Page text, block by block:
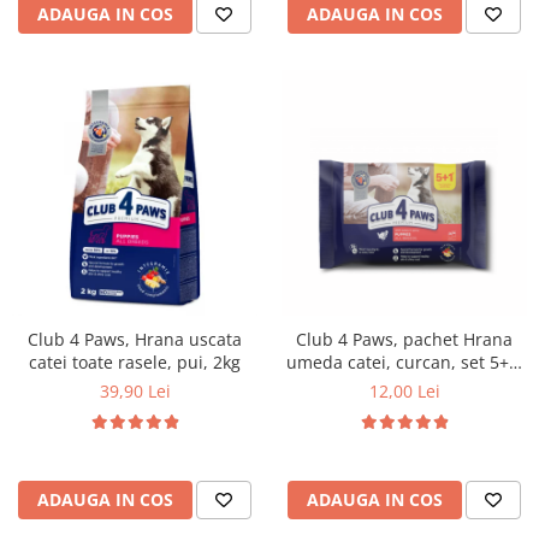
ADAUGA IN COS ADAUGA IN COS
Club 4 Paws, Hrana uscata
catei toate rasele, pui, 2kg
39,90 Lei
ADAUGA IN COS
Club 4 Paws, pachet Hrana
umeda catei, curcan, set 5+1,
6x80 g
12,00 Lei
ADAUGA IN COS